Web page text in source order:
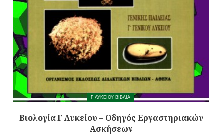
Γ ΛΥΚΕΙΟΥ ΒΙΒΛΙΑ
Βιολογία Γ Λυκείου – Οδηγός Εργαστηριακών
Ασκήσεων